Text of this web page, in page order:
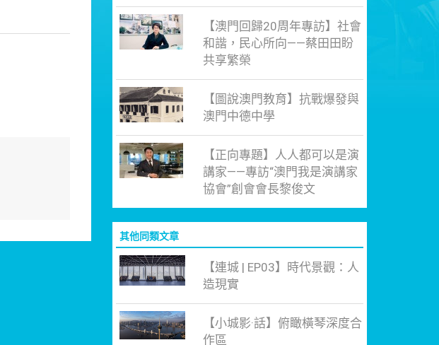
【澳門回歸20周年專訪】社會
和諧，民心所向——蔡田田盼
共享繁榮
【圖說澳門教育】抗戰爆發與
澳門中德中學
【正向專題】人人都可以是演
講家——專訪“澳門我是演講家
協會”創會會長黎俊文
其他同類文章
【連城 | EP03】時代景觀：人
造現實
【小城影·話】俯瞰橫琴深度合
作區